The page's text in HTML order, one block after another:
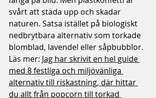
svårt att städa upp och skadar
naturen. Satsa istället på biologiskt
nedbrytbara alternativ som torkade
blomblad, lavendel eller såpbubblor.
Läs mer: Jag har skrivit en hel guide
med 8 festliga och miljövänliga
alternativ till riskastning, där hittar
du allt från popcorn till torkad